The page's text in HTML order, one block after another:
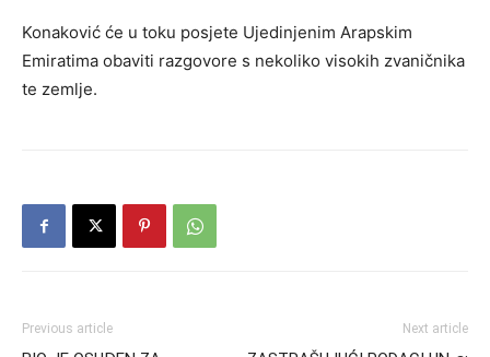
Konaković će u toku posjete Ujedinjenim Arapskim
Emiratima obaviti razgovore s nekoliko visokih zvaničnika
te zemlje.
Previous article Next article